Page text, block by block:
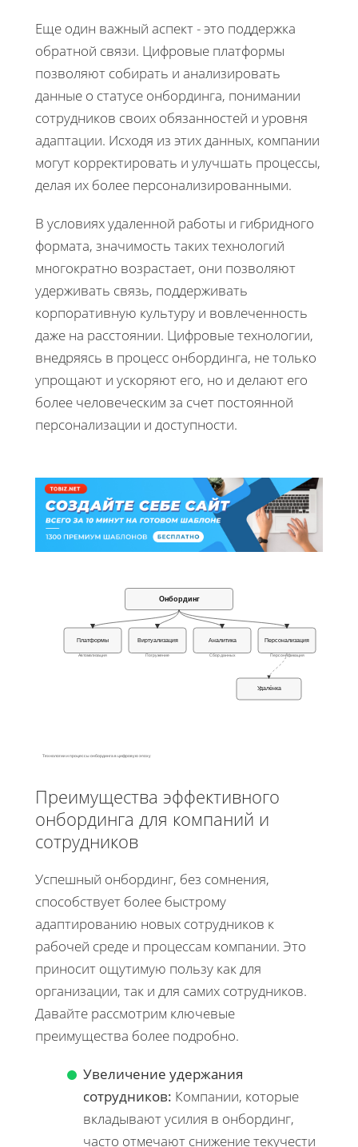
Еще один важный аспект - это поддержка
обратной связи. Цифровые платформы
позволяют собирать и анализировать
данные о статусе онбординга, понимании
сотрудников своих обязанностей и уровня
адаптации. Исходя из этих данных, компании
могут корректировать и улучшать процессы,
делая их более персонализированными.
В условиях удаленной работы и гибридного
формата, значимость таких технологий
многократно возрастает, они позволяют
удерживать связь, поддерживать
корпоративную культуру и вовлеченность
даже на расстоянии. Цифровые технологии,
внедряясь в процесс онбординга, не только
упрощают и ускоряют его, но и делают его
более человеческим за счет постоянной
персонализации и доступности.
Онбординг
Платформы Виртуализация Аналитика Персонализация
Удалёнка
Автоматизация Погружение Сбор данных Персонификация
Технологии и процессы онбординга в цифровую эпоху
Преимущества эффективного
онбординга для компаний и
сотрудников
Успешный онбординг, без сомнения,
способствует более быстрому
адаптированию новых сотрудников к
рабочей среде и процессам компании. Это
приносит ощутимую пользу как для
организации, так и для самих сотрудников.
Давайте рассмотрим ключевые
преимущества более подробно.
Увеличение удержания
сотрудников: Компании, которые
вкладывают усилия в онбординг,
часто отмечают снижение текучести